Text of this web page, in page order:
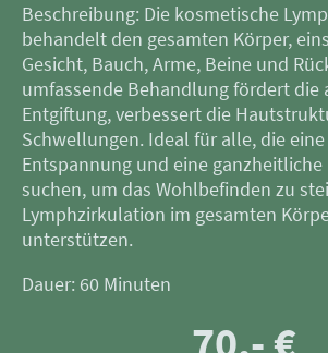
Beschreibung: Die kosmetische
behandelt den gesamten Körper,
Gesicht, Bauch, Arme, Beine und
umfassende Behandlung fördert die
Entgiftung, verbessert die
Schwellungen. Ideal für alle, die
Entspannung und eine
suchen, um das Wohlbefinden zu
Lymphzirkulation im gesamten
unterstützen.
Dauer: 60 Minuten